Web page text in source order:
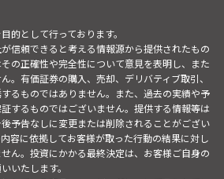
的として行っております。
信頼できると考える情報源から提供されたもの
の正確性や完全性について意見を表明し、また
。有価証券の購入、売却、デリバティブ取引、
るものではありません。また、過去の実績や予
するものではございません。提供する情報等は
予告なしに変更または削除されることがござい
容に依拠してお客様が取った行動の結果に対し
ん。投資にかかる最終決定は、お客様ご自身の
いたします。